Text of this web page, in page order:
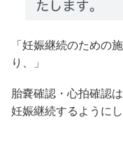
「妊娠継続のための
り、」
胎嚢確認・心拍確認
妊娠継続するように